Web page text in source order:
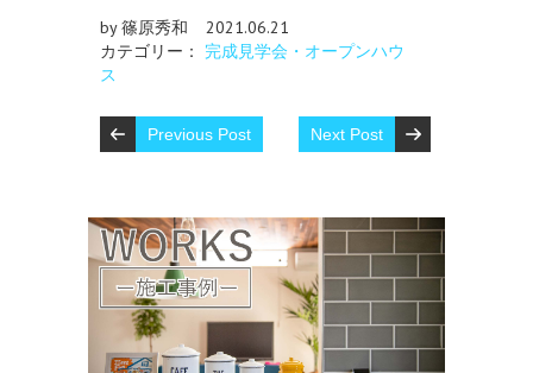
by 篠原秀和
2021.06.21
カテゴリー： 完成見学会・オープンハウ
ス
Previous Post Next Post